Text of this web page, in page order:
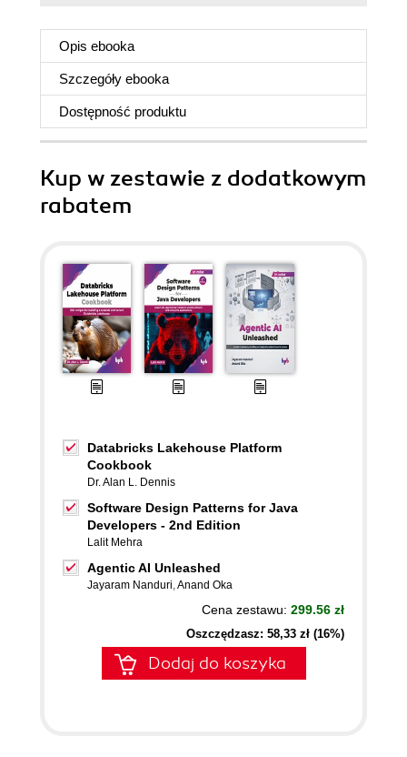
Opis ebooka
Szczegóły ebooka
Dostępność produktu
Kup w zestawie z dodatkowym
rabatem
Databricks Lakehouse Platform
Cookbook
Dr. Alan L. Dennis
Software Design Patterns for Java
Developers - 2nd Edition
Lalit Mehra
Agentic AI Unleashed
Jayaram Nanduri,Anand Oka
Cena zestawu: 299.56 zł
Oszczędzasz: 58,33 zł (16%)
Dodaj do koszyka